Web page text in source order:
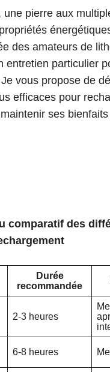
une pierre aux
des amateurs de
entretien particulier
vous propose de
efficaces pour
ses
comparatif des
Durée
recommandée
2-3 heures
6-8 heures